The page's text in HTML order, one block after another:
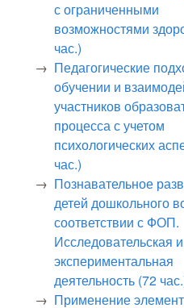
с ограниченными
возможностями
час.)
Педагогические
обучении и
участников
процесса с учетом
психологических
час.)
Познавательное
детей дошкольного
соответствии с ФОП.
Исследовательская и
экспериментальная
деятельность (72
Применение